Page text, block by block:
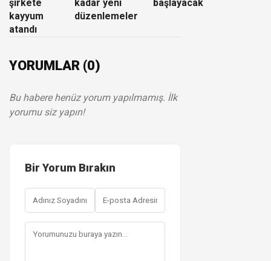
şirkete
kayyum
atandı
kadar yeni
düzenlemeler
başlayacak
YORUMLAR (0)
Bu habere henüz yorum yapılmamış. İlk
yorumu siz yapın!
Bir Yorum Bırakın